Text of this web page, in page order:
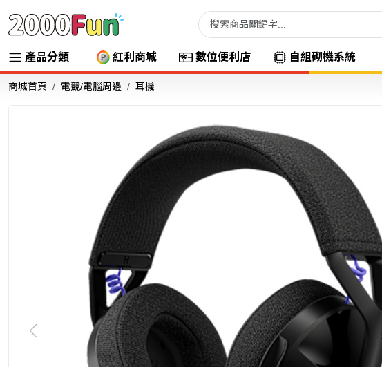
產品分類 紅利商城 數位便利店 自組砌機系統
商城首頁 電競/電腦周邊 耳機